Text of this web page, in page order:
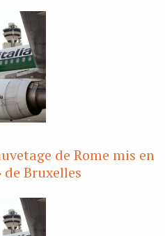
de Rome mis en
Bruxelles